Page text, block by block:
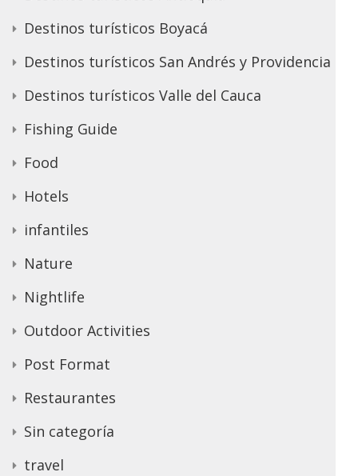
Destinos turísticos Boyacá
Destinos turísticos San Andrés y Providencia
Destinos turísticos Valle del Cauca
Fishing Guide
Food
Hotels
infantiles
Nature
Nightlife
Outdoor Activities
Post Format
Restaurantes
Sin categoría
travel